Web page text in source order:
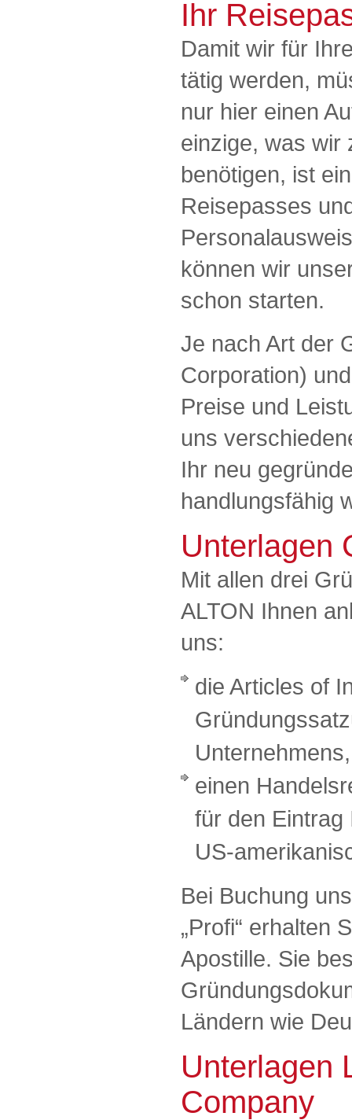
Ihr
Damit wir für
tätig werden,
nur hier einen
einzige, was wir
benötigen, ist
Reisepasses
können wir
schon starten.
Je nach Art der
Corporation)
Preise und
uns
Ihr neu
handlungsfähig
Unterlagen
Mit allen drei
ALTON Ihnen
uns:
die Articles of
Unternehmens,
einen
für den
US-
Bei Buchung
„Profi“ erhalten
Apostille. Sie
Ländern wie
Unterlagen
Company